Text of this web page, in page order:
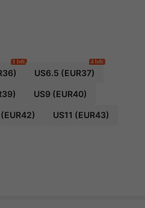
1 left
US6.5 (EUR37)
4 left
US9(EUR40)
(EUR42) US11 (EUR43)